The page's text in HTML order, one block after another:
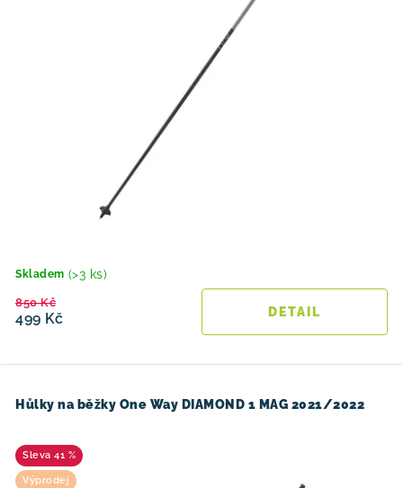
Skladem (>3 ks)
499 Kč
850 Kč
Hůlky na běžky One Way DIAMOND 1 MAG 2021/2022
41 %
Výprodej